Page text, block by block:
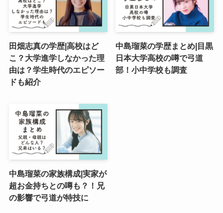
田畑志真の学歴|高校はど
こ？大学進学しなかった理
由は？学生時代のエピソー
ドも紹介
中島瑠菜の学歴まとめ|目黒
日本大学高校の噂で弓道
部！小中学校も調査
中島瑠菜の家族構成|実家が
超お金持ちとの噂も？！兄
の影響で弓道が特技に